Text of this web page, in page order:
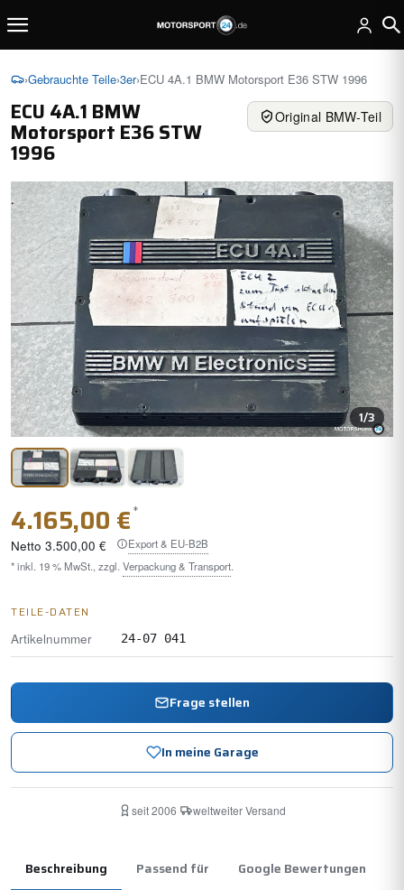
›Gebrauchte Teile›3er›ECU 4A.1 BMW Motorsport E36 STW 1996
ECU 4A.1 BMW
Motorsport E36 STW
1996
Original BMW-Teil
1/3
4.165,00 €*
Netto 3.500,00 €
Export & EU-B2B
* inkl. 19 % MwSt., zzgl. Verpackung & Transport.
TEILE-DATEN
Artikelnummer
24-07 041
Frage stellen
In meine Garage
seit 2006· weltweiter Versand
Beschreibung Passend für Google Bewertungen